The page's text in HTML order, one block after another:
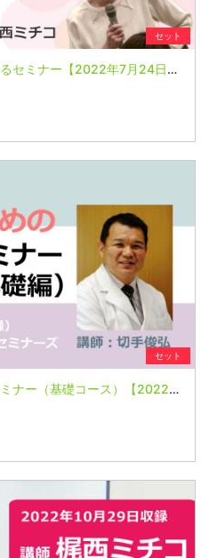
セット
🎥ストーマケアの基礎を固めるセミナー【2022年7月24日開催(収録)】
セット
🎥看護師のための褥瘡ケアセミナー（基礎コース）【2022年9月24日開催(収録)】